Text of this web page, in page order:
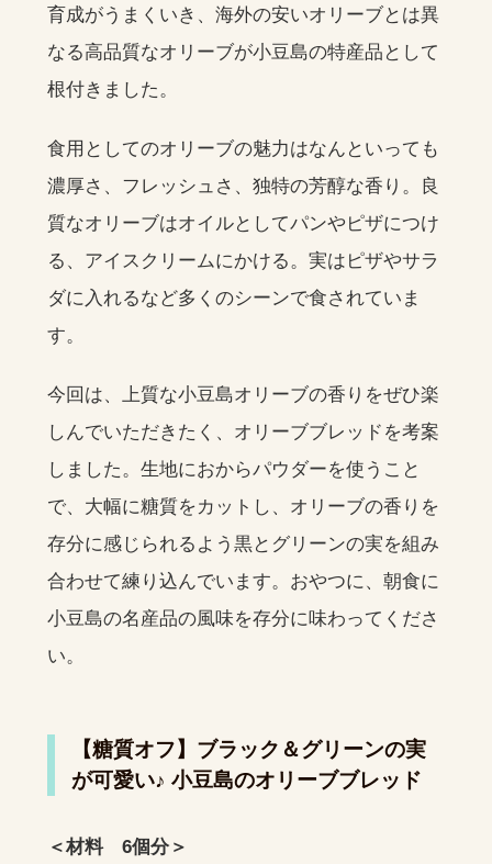
育成がうまくいき、海外の安いオリーブとは異
なる高品質なオリーブが小豆島の特産品として
根付きました。
食用としてのオリーブの魅力はなんといっても
濃厚さ、フレッシュさ、独特の芳醇な香り。良
質なオリーブはオイルとしてパンやピザにつけ
る、アイスクリームにかける。実はピザやサラ
ダに入れるなど多くのシーンで食されていま
す。
今回は、上質な小豆島オリーブの香りをぜひ楽
しんでいただきたく、オリーブブレッドを考案
しました。生地におからパウダーを使うこと
で、大幅に糖質をカットし、オリーブの香りを
存分に感じられるよう黒とグリーンの実を組み
合わせて練り込んでいます。おやつに、朝食に
小豆島の名産品の風味を存分に味わってくださ
い。
【糖質オフ】ブラック＆グリーンの実
が可愛い♪ 小豆島のオリーブブレッド
＜材料 6個分＞